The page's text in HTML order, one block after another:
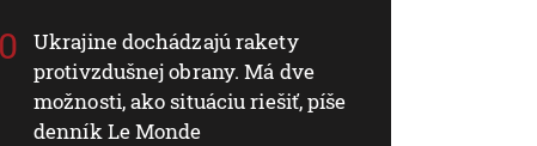
Ukrajine dochádzajú rakety
protivzdušnej obrany. Má dve
možnosti, ako situáciu riešiť, píše
denník Le Monde